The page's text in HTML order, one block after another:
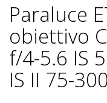
Paraluce
obiettivo
f/4-5.6 IS
IS II 75-